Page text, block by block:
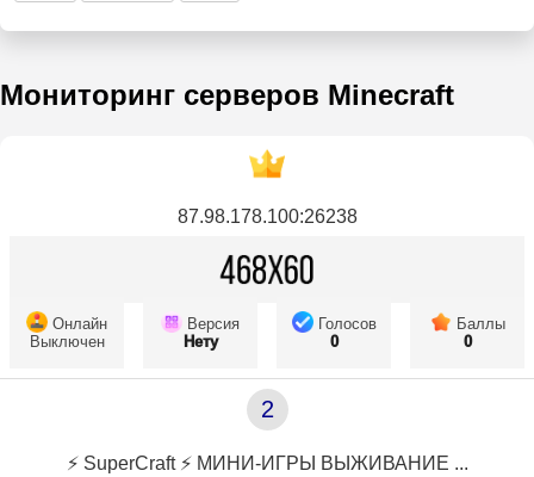
Мониторинг серверов Minecraft
87.98.178.100:26238
Онлайн
Выключен
Версия
Нету
Голосов
0
Баллы
0
2
⚡ SuperCraft ⚡ МИНИ-ИГРЫ ВЫЖИВАНИЕ ...